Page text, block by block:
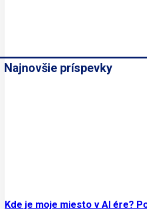
Najnovšie príspevky
Kde je moje miesto v AI ére?